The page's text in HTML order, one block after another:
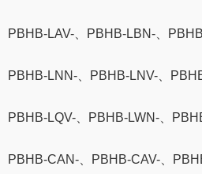
PBHB-LAV-、PBHB-LBN-、
PBHB-LNN-、PBHB-LNV-、
PBHB-LQV-、PBHB-LWN-、
PBHB-CAN-、PBHB-CAV-、